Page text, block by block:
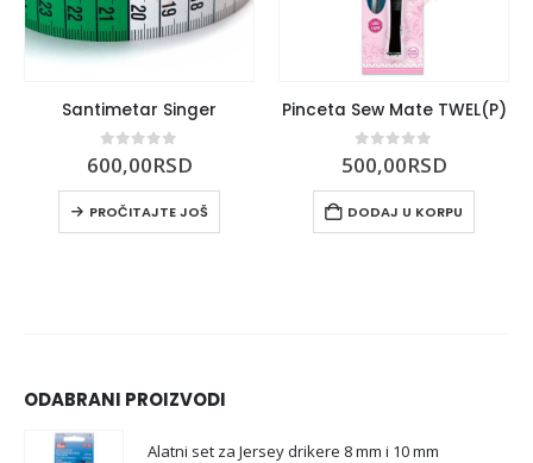
Santimetar Singer
0 out of 5
600,00RSD
PROČITAJTE JOŠ
Pinceta Sew Mate TWEL(P)
0 out of 5
500,00RSD
DODAJ U KORPU
ODABRANI PROIZVODI
Alatni set za Jersey drikere 8 mm i 10 mm